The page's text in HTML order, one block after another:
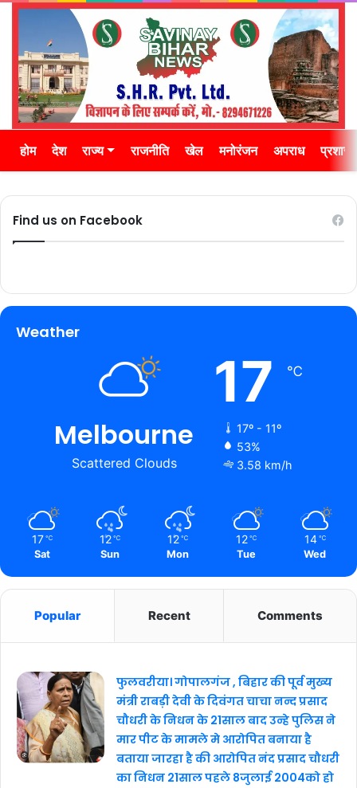
होम देश राज्य राजनीति खेल मनोरंजन अपराध
Find us on Facebook
Weather
Melbourne
Scattered Clouds
17 ℃
17º - 11º
53%
3.58 km/h
17 ℃
Sat
12 ℃
Sun
12 ℃
Mon
12 ℃
Tue
14 ℃
Wed
Popular Recent Comments
फुलवरीया। गोपालगंज , बिहार की पूर्व मुख्य
मंत्री राबड़ी देवी के दिवंगत चाचा नन्द प्रसाद
चौधरी के निधन के 21साल बाद उन्हे पुलिस ने
मार पीट के मामले मे आरोपित बनाया है
बताया जारहा है की आरोपित नंद प्रसाद चौधरी
का निधन 21साल पहले 8जुलाई 2004को हो